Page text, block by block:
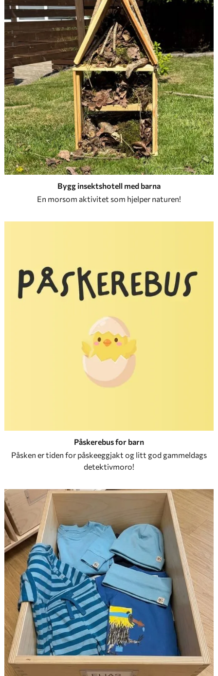
Bygg insektshotell med barna
En morsom aktivitet som hjelper naturen!
Påskerebus for barn
Påsken er tiden for påskeeggjakt og litt god gammeldags
detektivmoro!